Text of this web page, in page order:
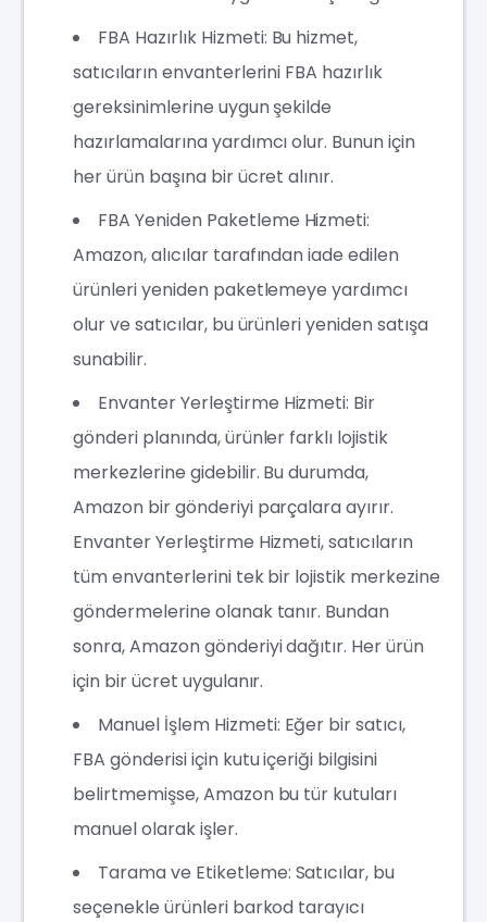
FBA Hazırlık Hizmeti: Bu hizmet,
satıcıların envanterlerini FBA hazırlık
gereksinimlerine uygun şekilde
hazırlamalarına yardımcı olur. Bunun için
her ürün başına bir ücret alınır.
FBA Yeniden Paketleme Hizmeti:
Amazon, alıcılar tarafından iade edilen
ürünleri yeniden paketlemeye yardımcı
olur ve satıcılar, bu ürünleri yeniden satışa
sunabilir.
Envanter Yerleştirme Hizmeti: Bir
gönderi planında, ürünler farklı lojistik
merkezlerine gidebilir. Bu durumda,
Amazon bir gönderiyi parçalara ayırır.
Envanter Yerleştirme Hizmeti, satıcıların
tüm envanterlerini tek bir lojistik merkezine
göndermelerine olanak tanır. Bundan
sonra, Amazon gönderiyi dağıtır. Her ürün
için bir ücret uygulanır.
Manuel İşlem Hizmeti: Eğer bir satıcı,
FBA gönderisi için kutu içeriği bilgisini
belirtmemişse, Amazon bu tür kutuları
manuel olarak işler.
Tarama ve Etiketleme: Satıcılar, bu
seçenekle ürünleri barkod tarayıcı